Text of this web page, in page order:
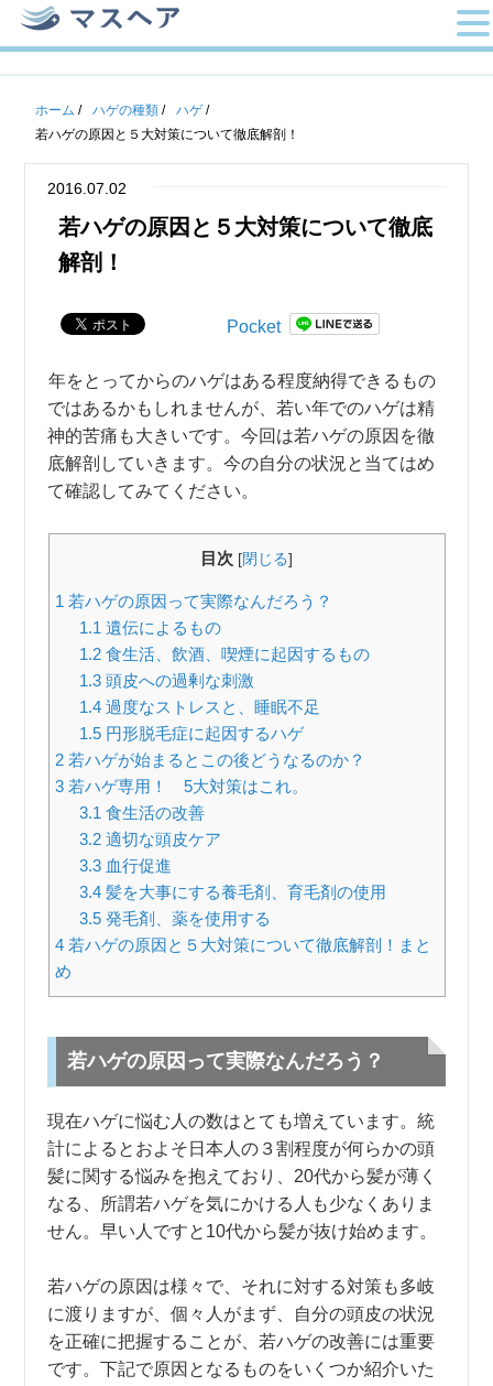
ホーム / ハゲの種類 / ハゲ/
若ハゲの原因と５大対策について徹底解剖！
2016.07.02
若ハゲの原因と５大対策について徹底
解剖！
Pocket
年をとってからのハゲはある程度納得できるもの
ではあるかもしれませんが、若い年でのハゲは精
神的苦痛も大きいです。今回は若ハゲの原因を徹
底解剖していきます。今の自分の状況と当てはめ
て確認してみてください。
目次 [閉じる]
1 若ハゲの原因って実際なんだろう？
1.1 遺伝によるもの
1.2 食生活、飲酒、喫煙に起因するもの
1.3 頭皮への過剰な刺激
1.4 過度なストレスと、睡眠不足
1.5 円形脱毛症に起因するハゲ
2若ハゲが始まるとこの後どうなるのか？
3若ハゲ専用！ 5大対策はこれ。
3.1 食生活の改善
3.2 適切な頭皮ケア
3.3 血行促進
3.4 髪を大事にする養毛剤、育毛剤の使用
3.5 発毛剤、薬を使用する
4若ハゲの原因と５大対策について徹底解剖！まと
め
若ハゲの原因って実際なんだろう？
現在ハゲに悩む人の数はとても増えています。統
計によるとおよそ日本人の３割程度が何らかの頭
髪に関する悩みを抱えており、20代から髪が薄く
なる、所謂若ハゲを気にかける人も少なくありま
せん。早い人ですと10代から髪が抜け始めます。
若ハゲの原因は様々で、それに対する対策も多岐
に渡りますが、個々人がまず、自分の頭皮の状況
を正確に把握することが、若ハゲの改善には重要
です。下記で原因となるものをいくつか紹介いた